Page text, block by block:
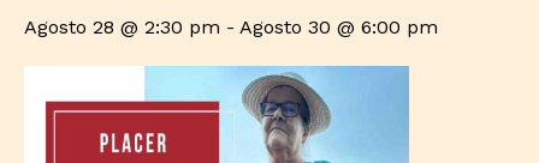
Agosto 28 @ 2:30 pm - Agosto 30 @ 6:00 pm